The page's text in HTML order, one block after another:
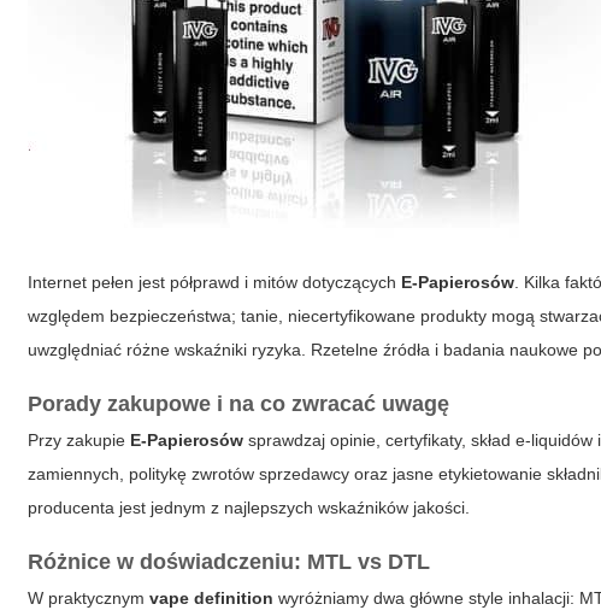
Internet pełen jest półprawd i mitów dotyczących E-Papierosów . Kilka
względem bezpieczeństwa; tanie, niecertyfikowane produkty mogą
uwzględniać różne wskaźniki ryzyka. Rzetelne źródła i badania naukowe
Porady zakupowe i na co zwracać uwagę
Przy zakupie E-Papierosów sprawdzaj opinie, certyfikaty, skład e-
zamiennych, politykę zwrotów sprzedawcy oraz jasne etykietowanie
producenta jest jednym z najlepszych wskaźników jakości.
Różnice w doświadczeniu: MTL vs DTL
W praktycznymvape definition wyróżniamy dwa główne style inhalacji: